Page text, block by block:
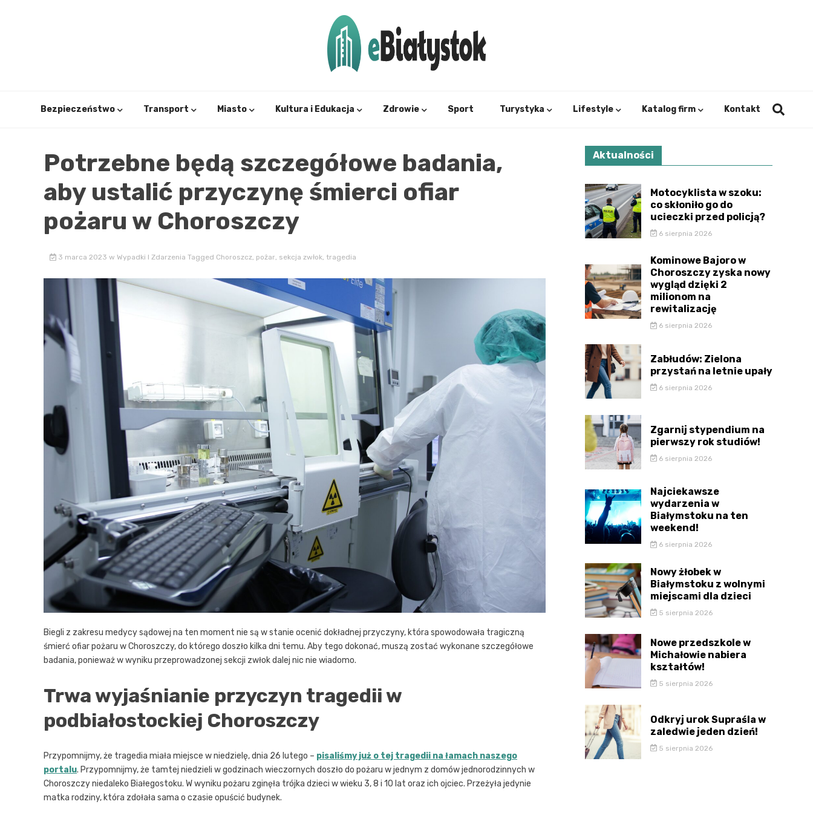
Bezpieczeństwo Transport Miasto Kultura i Edukacja Zdrowie Sport Turystyka Lifestyle Katalog firm Kontakt
Potrzebne będą szczegółowe badania,
aby ustalić przyczynę śmierci ofiar
pożaru w Choroszczy
3 marca 2023 w Wypadki I Zdarzenia Tagged Choroszcz, pożar, sekcja zwłok, tragedia
Biegli z zakresu medycy sądowej na ten moment nie są w stanie ocenić dokładnej przyczyny, która spowodowała tragiczną
śmierć ofiar pożaru w Choroszczy, do którego doszło kilka dni temu. Aby tego dokonać, muszą zostać wykonane szczegółowe
badania, ponieważ w wyniku przeprowadzonej sekcji zwłok dalej nic nie wiadomo.
Trwa wyjaśnianie przyczyn tragedii w
podbiałostockiej Choroszczy
Przypomnijmy, że tragedia miała miejsce w niedzielę, dnia 26 lutego – pisaliśmy już o tej tragedii na łamach naszego
portalu. Przypomnijmy, że tamtej niedzieli w godzinach wieczornych doszło do pożaru w jednym z domów jednorodzinnych w
Choroszczy niedaleko Białegostoku. W wyniku pożaru zginęła trójka dzieci w wieku 3, 8 i 10 lat oraz ich ojciec. Przeżyła jedynie
matka rodziny, która zdołała sama o czasie opuścić budynek.
Aktualności
Motocyklista w szoku:
co skłoniło go do
ucieczki przed policją?
6 sierpnia 2026
Kominowe Bajoro w
Choroszczy zyska nowy
wygląd dzięki 2
milionom na
rewitalizację
6 sierpnia 2026
Zabłudów: Zielona
przystań na letnie upały
6 sierpnia 2026
Zgarnij stypendium na
pierwszy rok studiów!
6 sierpnia 2026
Najciekawsze
wydarzenia w
Białymstoku na ten
weekend!
6 sierpnia 2026
Nowy żłobek w
Białymstoku z wolnymi
miejscami dla dzieci
5 sierpnia 2026
Nowe przedszkole w
Michałowie nabiera
kształtów!
5 sierpnia 2026
Odkryj urok Supraśla w
zaledwie jeden dzień!
5 sierpnia 2026